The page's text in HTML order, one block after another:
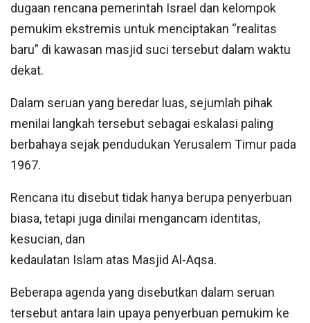
dugaan rencana pemerintah Israel dan kelompok
pemukim ekstremis untuk menciptakan “realitas
baru” di kawasan masjid suci tersebut dalam waktu
dekat.
Dalam seruan yang beredar luas, sejumlah pihak
menilai langkah tersebut sebagai eskalasi paling
berbahaya sejak pendudukan Yerusalem Timur pada
1967.
Rencana itu disebut tidak hanya berupa penyerbuan
biasa, tetapi juga dinilai mengancam identitas,
kesucian, dan
kedaulatan Islam atas Masjid Al-Aqsa.
Beberapa agenda yang disebutkan dalam seruan
tersebut antara lain upaya penyerbuan pemukim ke